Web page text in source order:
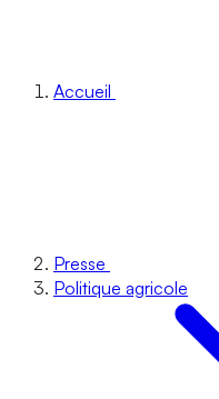
Accueil
Presse
Politique agricole